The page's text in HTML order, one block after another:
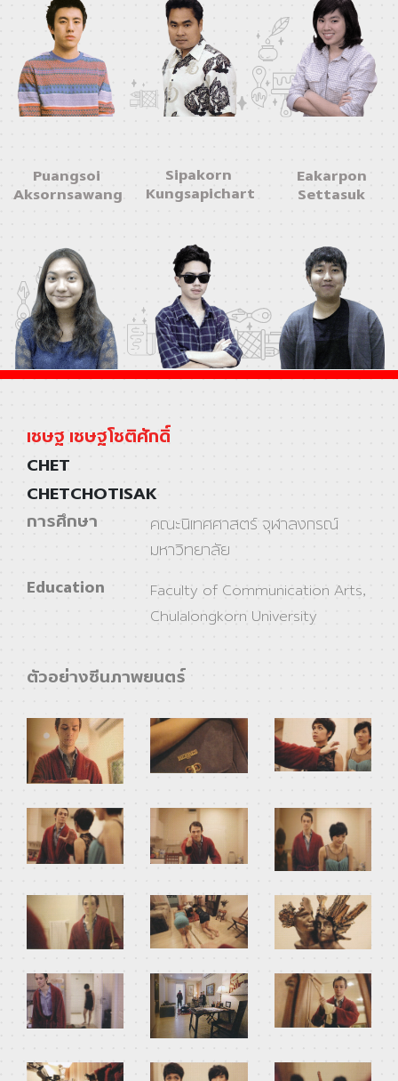
Puangsoi
Aksornsawang
Sipakorn
Kungsapichart
Eakarpon
Settasuk
เชษฐ เชษฐโชติศักดิ์
CHET
CHETCHOTISAK
การศึกษา
คณะนิเทศศาสตร์ จุฬาลงกรณ์
มหาวิทยาลัย
Education
Faculty of Communication Arts,
Chulalongkorn University
ตัวอย่างซีนภาพยนตร์